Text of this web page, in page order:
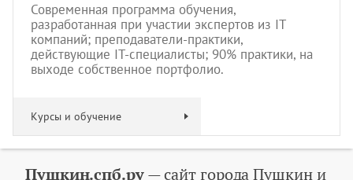
Современная программа обучения,
разработанная при участии экспертов из IT
компаний; преподаватели-практики,
действующие IT-специалисты; 90% практики, на
выходе собственное портфолио.
Курсы и обучение
Пушкин.спб.ру— сайт города Пушкин и